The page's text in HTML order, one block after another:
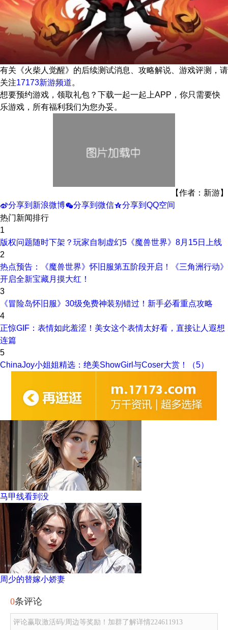
有关 《火柴人觉醒》 的后续测试消息、攻略解说、游戏评测，请
关注17173新游频道。
想要预约游戏，领取礼包？下载一起一起上APP，你只需要快
乐游戏，所有福利我们为您办妥。
【作者：新游】
t分享到新浪微博w分享到微信z分享到QQ空间
热门新闻排行
1
版权问题随时下架？玩家自制虚幻5《魔兽世界》8月15日上线
2
热点预告：《魔兽世界》怀旧服第五阶段开启！《三角洲行动》
开启全新宝藏月摸大红！
3
《冒险岛怀旧服》30级免费神装别错过！新手必看重点攻略
4
正惊GIF：表情如此羞涩！美女这个表情太好看，直接让人遐想
连篇
5
ChinaJoy小姐姐精选：绝美ShowGirl与Coser大赏！（5）
马甲线看到没
周少的替嫁小娇妻
0条评论
评论赢取激活码/周边等奖励！加群了解详情224611913